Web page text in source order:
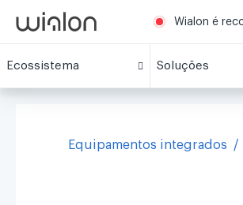
Wialon é
Ecossistema Soluções
Equipamentos integrados